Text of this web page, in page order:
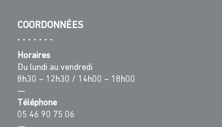
COORDONNÉES
Horaires
Du lundi au vendredi
8h30 – 12h30 / 14h00 – 18h00
—
Téléphone
05 46 90 75 06